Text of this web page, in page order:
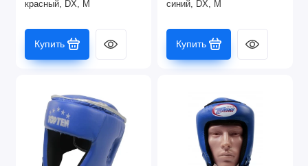
красный, DX, M
Купить
синий, DX, M
Купить